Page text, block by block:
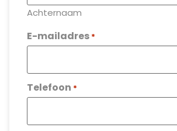
Achternaam
E-mailadres *
Telefoon *